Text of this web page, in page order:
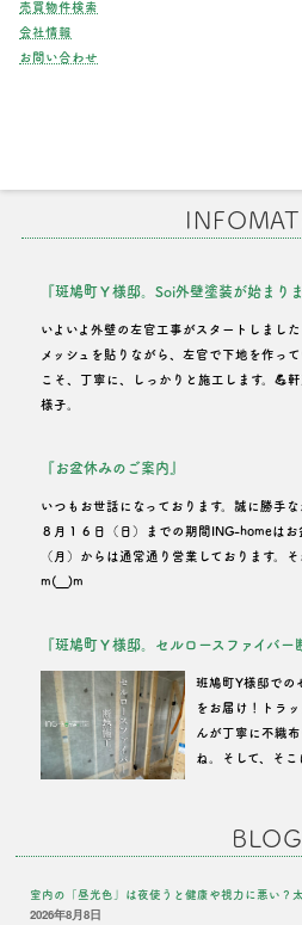
売買物件検索
会社情報
お問い合わせ
『斑鳩町Ｙ様邸。Soi外壁塗装が始まり
いよいよ外壁の左官工事がスタートしまし
メッシュを貼りながら、左官で下地を作っ
こそ、丁寧に、しっかりと施工します。💪
様子。
『お盆休みのご案内』
いつもお世話になっております。誠に勝手
８月１６日（日）までの期間ING-homeは
（月）からは通常通り営業しております。
m(__)m
『斑鳩町Ｙ様邸。セルロースファイバー
班鳩町Y様邸での
をお届け！トラ
んが丁寧に不織
ね。そして、そこ
BLOG
室内の「昼光色」は夜使うと健康や視力に悪い？
2026年8月8日